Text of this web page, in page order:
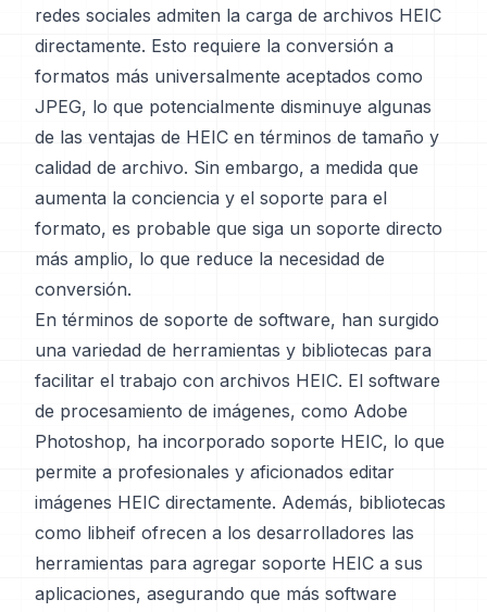
redes sociales admiten la carga de archivos HEIC
directamente. Esto requiere la conversión a
formatos más universalmente aceptados como
JPEG, lo que potencialmente disminuye algunas
de las ventajas de HEIC en términos de tamaño y
calidad de archivo. Sin embargo, a medida que
aumenta la conciencia y el soporte para el
formato, es probable que siga un soporte directo
más amplio, lo que reduce la necesidad de
conversión.
En términos de soporte de software, han surgido
una variedad de herramientas y bibliotecas para
facilitar el trabajo con archivos HEIC. El software
de procesamiento de imágenes, como Adobe
Photoshop, ha incorporado soporte HEIC, lo que
permite a profesionales y aficionados editar
imágenes HEIC directamente. Además, bibliotecas
como libheif ofrecen a los desarrolladores las
herramientas para agregar soporte HEIC a sus
aplicaciones, asegurando que más software